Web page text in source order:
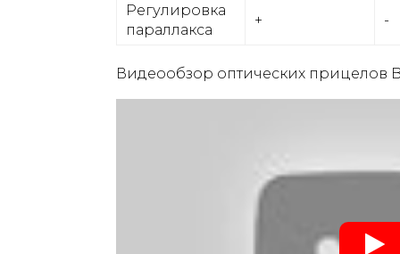
Регулировка
параллакса
+ -
Видеообзор оптических прицелов